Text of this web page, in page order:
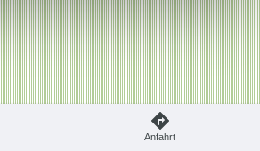
Anfahrt